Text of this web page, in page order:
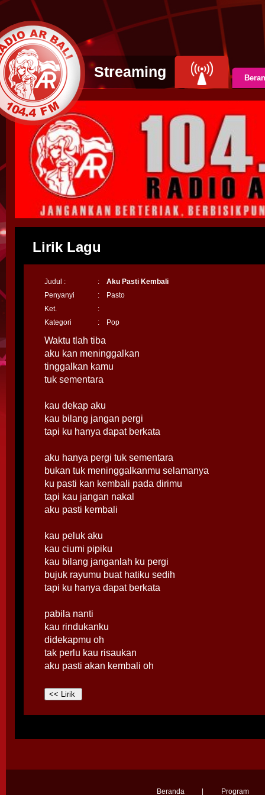
Streaming
Lirik Lagu
Judul : :
Aku Pasti Kembali
Penyanyi
:
Pasto
Ket.
:
Kategori
: Pop
Waktu tlah tiba
aku kan meninggalkan
tinggalkan kamu
tuk sementara
kau dekap aku
kau bilang jangan pergi
tapi ku hanya dapat berkata
aku hanya pergi tuk sementara
bukan tuk meninggalkanmu selamanya
ku pasti kan kembali pada dirimu
tapi kau jangan nakal
aku pasti kembali
kau peluk aku
kau ciumi pipiku
kau bilang janganlah ku pergi
bujuk rayumu buat hatiku sedih
tapi ku hanya dapat berkata
pabila nanti
kau rindukanku
didekapmu oh
tak perlu kau risaukan
aku pasti akan kembali oh
Beranda Program